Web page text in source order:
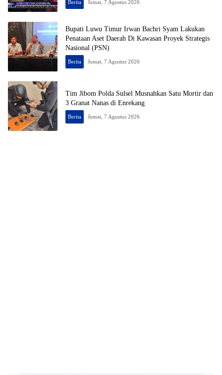
Berita Jumat, 7 Agustus 2026
Bupati Luwu Timur Irwan Bachri Syam Lakukan
Penataan Aset Daerah Di Kawasan Proyek Strategis
Nasional (PSN)
Berita Jumat, 7 Agustus 2026
Tim Jibom Polda Sulsel Musnahkan Satu Mortir dan
3 Granat Nanas di Enrekang
Berita Jumat, 7 Agustus 2026